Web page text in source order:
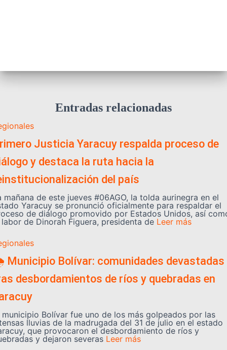
Entradas relacionadas
Justicia Yaracuy respalda proceso de
y destaca la ruta hacia la
del país
mañana de este jueves #06AGO, la tolda aurinegra en el
Yaracuy se pronunció oficialmente para respaldar el
de diálogo promovido por Estados Unidos, así
de Dinorah Figuera, presidenta de Leer más
Bolívar: comunidades devastadas
desbordamientos de ríos y quebradas en
municipio Bolívar fue uno de los más golpeados por las
lluvias de la madrugada del 31 de julio en el estado
que provocaron el desbordamiento de ríos y
y dejaron severas Leer más